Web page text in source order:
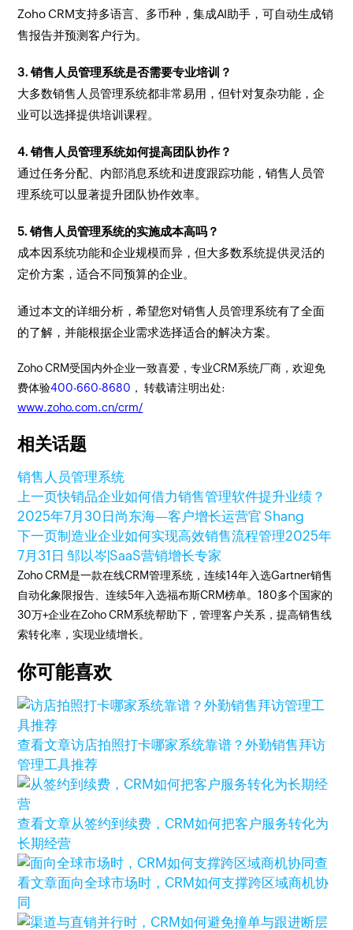
Zoho CRM支持多语言、多币种，集成AI助手，可自动生成销
售报告并预测客户行为。
3. 销售人员管理系统是否需要专业培训？
大多数销售人员管理系统都非常易用，但针对复杂功能，企
业可以选择提供培训课程。
4. 销售人员管理系统如何提高团队协作？
通过任务分配、内部消息系统和进度跟踪功能，销售人员管
理系统可以显著提升团队协作效率。
5. 销售人员管理系统的实施成本高吗？
成本因系统功能和企业规模而异，但大多数系统提供灵活的
定价方案，适合不同预算的企业。
通过本文的详细分析，希望您对销售人员管理系统有了全面
的了解，并能根据企业需求选择适合的解决方案。
Zoho CRM受国内外企业一致喜爱，专业CRM系统厂商，欢迎免
费体验400-660-8680 ， 转载请注明出处:
www.zoho.com.cn/crm/
相关话题
销售人员管理系统
上一页快销品企业如何借力销售管理软件提升业绩？
2025年7月30日 尚东海—客户增长运营官 Shang
下一页制造业企业如何实现高效销售流程管理2025年
7月31日 邹以岑|SaaS营销增长专家
Zoho CRM是一款在线CRM管理系统，连续14年入选Gartner销售
自动化象限报告、连续5年入选福布斯CRM榜单。180多个国家的
30万+企业在Zoho CRM系统帮助下，管理客户关系，提高销售线
索转化率，实现业绩增长。
你可能喜欢
查看文章访店拍照打卡哪家系统靠谱？外勤销售拜访
管理工具推荐
查看文章从签约到续费，CRM如何把客户服务转化为
长期经营
查
看文章面向全球市场时，CRM如何支撑跨区域商机协
同